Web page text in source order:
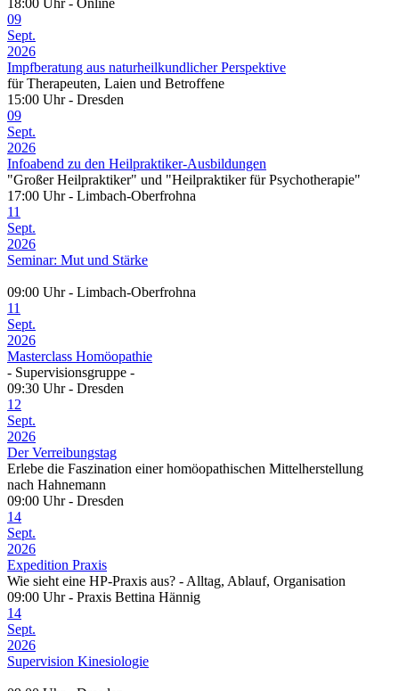
18:00 Uhr - Online
09
Sept.
2026
Impfberatung aus naturheilkundlicher Perspektive
für Therapeuten, Laien und Betroffene
15:00 Uhr - Dresden
09
Sept.
2026
Infoabend zu den Heilpraktiker-Ausbildungen
"Großer Heilpraktiker" und "Heilpraktiker für Psychotherapie"
17:00 Uhr - Limbach-Oberfrohna
11
Sept.
2026
Seminar: Mut und Stärke
09:00 Uhr - Limbach-Oberfrohna
11
Sept.
2026
Masterclass Homöopathie
- Supervisionsgruppe -
09:30 Uhr - Dresden
12
Sept.
2026
Der Verreibungstag
Erlebe die Faszination einer homöopathischen Mittelherstellung
nach Hahnemann
09:00 Uhr - Dresden
14
Sept.
2026
Expedition Praxis
Wie sieht eine HP-Praxis aus? - Alltag, Ablauf, Organisation
09:00 Uhr - Praxis Bettina Hännig
14
Sept.
2026
Supervision Kinesiologie